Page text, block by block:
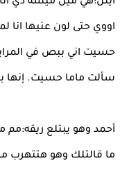
اووي حتى لون عنيها انا
حسيت اني ببص في
سألت ماما حسيت. إنها
أحمد وهو يبتلع ريقه:مم
ما قالتلك وهو هتتهرب